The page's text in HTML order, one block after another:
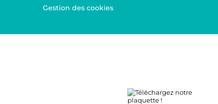
Gestion des cookies